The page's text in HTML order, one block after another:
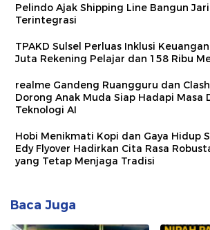
Pelindo Ajak Shipping Line Bangun
Terintegrasi
TPAKD Sulsel Perluas Inklusi
Juta Rekening Pelajar dan 158 Ribu
realme Gandeng Ruangguru dan
Dorong Anak Muda Siap Hadapi Masa
Teknologi AI
Hobi Menikmati Kopi dan Gaya Hidup
Edy Flyover Hadirkan Cita Rasa
yang Tetap Menjaga Tradisi
Baca Juga